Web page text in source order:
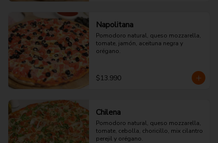
Napolitana
Pomodoro natural, queso mozzarella,
tomate, jamón, aceituna negra y
orégano.
$13.990
Chilena
Pomodoro natural, queso mozzarella,
tomate, cebolla, choricillo, mix cilantro
perejil y orégano.